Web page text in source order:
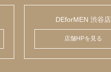
DEforMEN 渋谷店
店舗HPを見る